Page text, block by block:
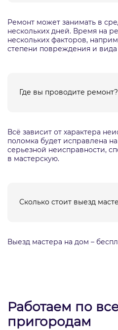
Ремонт может занимать в
нескольких дней. Время на
нескольких факторов,
степени повреждения и
Где вы проводите ремонт?
Всё зависит от характера
поломка будет исправлена
серьезной неисправности,
в мастерскую.
Сколько стоит выезд
Выезд мастера на дом –
Работаем по
пригородам